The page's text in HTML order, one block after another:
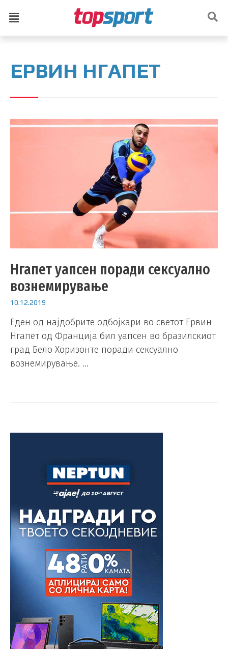
ЕРВИН НГАПЕТ
Нгапет уапсен поради сексуално
вознемирување
10.12.2019
Еден од најдобрите одбојкари во светот Ервин
Нгапет од Франција бил уапсен во бразилскиот
град Бело Хоризонте поради сексуално
вознемирување. …